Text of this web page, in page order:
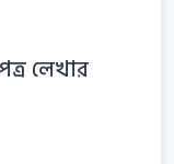
লেখার